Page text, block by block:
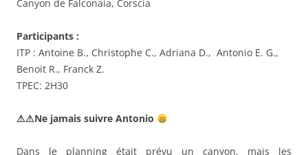
Canyon de Falconaia, Corscia
Participants :
ITP : Antoine B., Christophe C., Adriana D., Antonio E. G.,
Benoit R., Franck Z.
TPEC: 2H30
⚠⚠Ne jamais suivre Antonio
Dans le planning était prévu un canyon, mais les